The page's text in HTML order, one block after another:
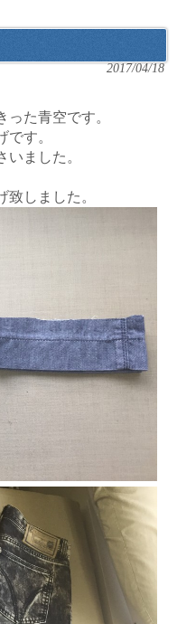
2017/04/18
た青空です。
す。
ました。
しました。